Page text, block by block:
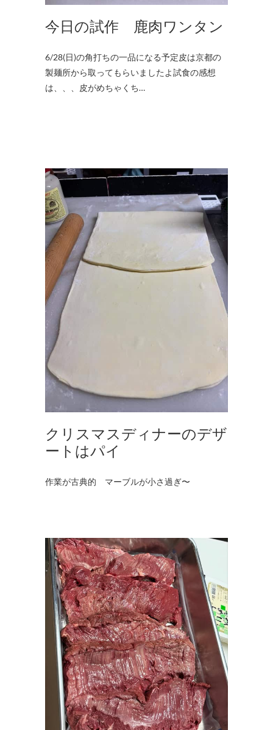
今日の試作 鹿肉ワンタン
6/28(日)の角打ちの一品になる予定皮は京都の
製麺所から取ってもらいましたよ試食の感想
は、、、皮がめちゃくち…
クリスマスディナーのデザ
ートはパイ
作業が古典的 マーブルが小さ過ぎ〜